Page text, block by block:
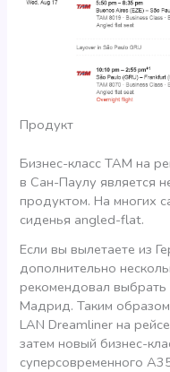
Продукт
Бизнес-класс TAM на
в Сан-Паулу является
продуктом. На многих
сиденья angled-flat.
Если вы вылетаете из
дополнительно
рекомендовал
Мадрид. Таким
LAN Dreamliner на
затем новый бизнес-
суперсовременного